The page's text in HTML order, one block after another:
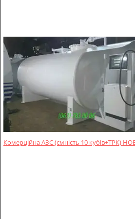
Комерційна АЗС (ємність 10 кубів+ТРК)